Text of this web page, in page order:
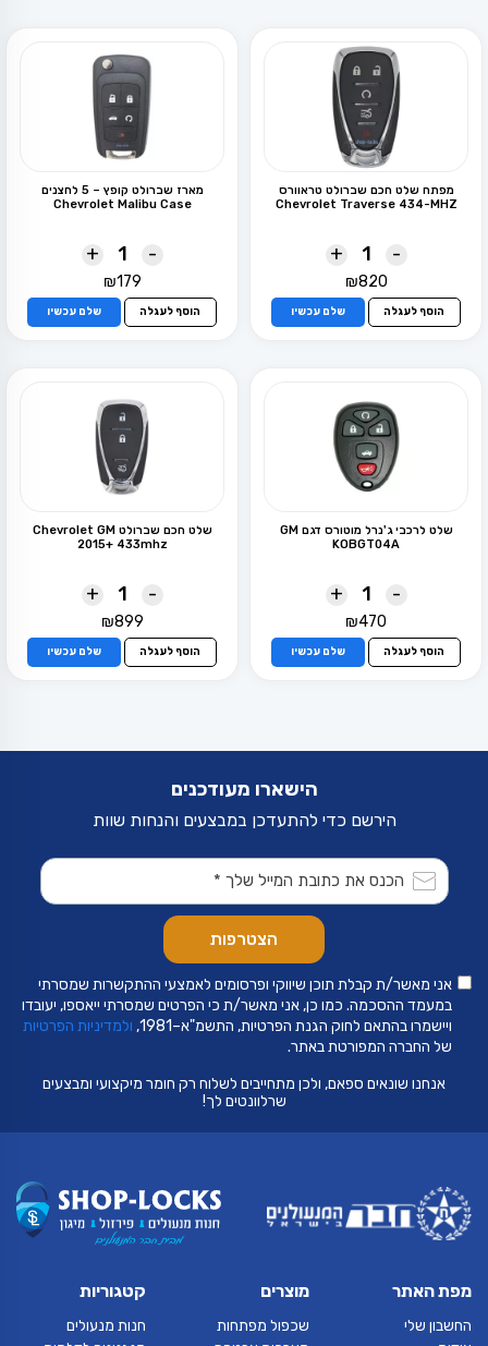
מפתח שלט חכם שברולט טראוורס
Chevrolet Traverse 434-MHZ
-
+
₪820
הוסף לעגלה שלם עכשיו
מארז שברולט קופץ – 5 לחצנים
Chevrolet Malibu Case
-
+
₪179
הוסף לעגלה שלם עכשיו
שלט לרכבי ג'נרל מוטורס דגם GM
KOBGT04A
-
+
₪470
הוסף לעגלה שלם עכשיו
שלט חכם שברולט Chevrolet GM
2015+ 433mhz
-
+
₪899
הוסף לעגלה שלם עכשיו
הישארו מעודכנים
הירשם כדי להתעדכן במבצעים והנחות שוות
אני מאשר/ת קבלת תוכן שיווקי ופרסומים לאמצעי ההתקשרות שמסרתי
במעמד ההסכמה. כמו כן, אני מאשר/ת כי הפרטים שמסרתי ייאספו, יעובדו
ויישמרו בהתאם לחוק הגנת הפרטיות, התשמ"א–1981,
ולמדיניות הפרטיות
של החברה המפורטת באתר.
אנחנו שונאים ספאם, ולכן מתחייבים לשלוח רק חומר מיקצועי ומבצעים
שרלוונטים לך!
מפת האתר
החשבון שלי
מוצרים
שכפול מפתחות
קטגוריות
חנות מנעולים